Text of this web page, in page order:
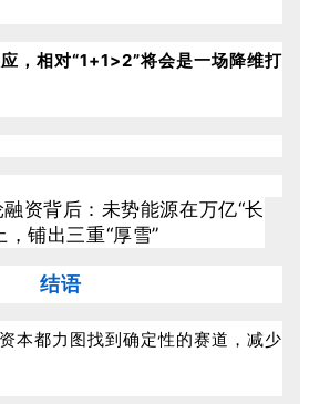
，相对“1+1>2”将会是一场降维打
结语
本都力图找到确定性的赛道，减少